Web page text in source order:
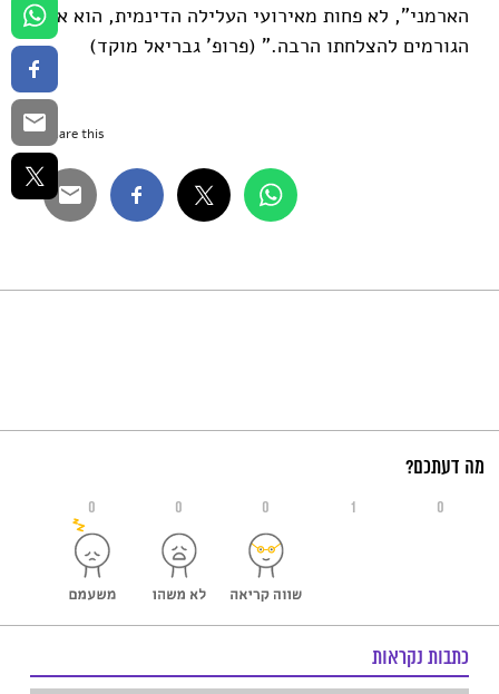
הארמני", לא פחות מאירועי העלילה הדינמית, הוא אחד
הגורמים להצלחתו הרבה." (פרופ' גבריאל מוקד)
Share this...
מה דעתכם?
0 0 0 1 0
כתבות נקראות